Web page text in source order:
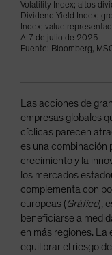
Volatility Index; altos
Dividend Yield Index;
Index; value
A 7 de julio de 2025
Fuente: Bloomberg,
Las acciones de
empresas globales
cíclicas parecen
es una combinación
crecimiento y la
los mercados
complementa con
europeas (Gráfico),
beneficiarse a
en más regiones. La
equilibrar el riesgo